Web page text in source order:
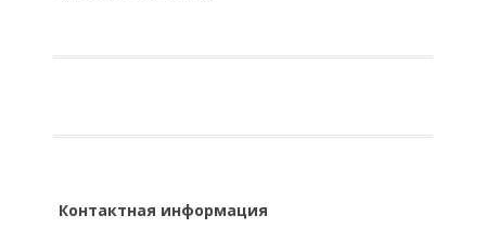
Контактная информация